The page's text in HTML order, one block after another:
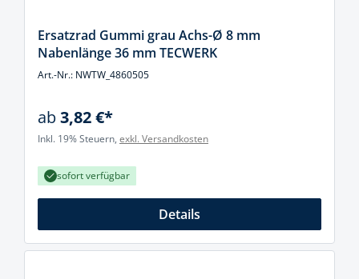
Ersatzrad Gummi grau Achs-Ø 8 mm
Nabenlänge 36 mm TECWERK
Art.-Nr.: NWTW_4860505
ab3,82 €*
Inkl. 19% Steuern, exkl. Versandkosten
sofort verfügbar
Details